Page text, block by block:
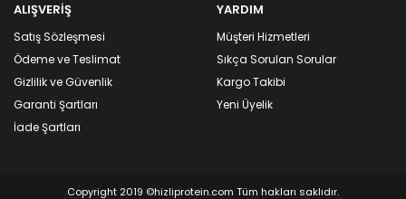
ALIŞVERİŞ
Satış Sözleşmesi
Ödeme ve Teslimat
Gizlilik ve Güvenlik
Garanti Şartları
İade Şartları
YARDIM
Müşteri Hizmetleri
Sıkça Sorulan Sorular
Kargo Takibi
Yeni Üyelik
Copyright 2019 ©hizliprotein.com Tüm hakları saklıdır.